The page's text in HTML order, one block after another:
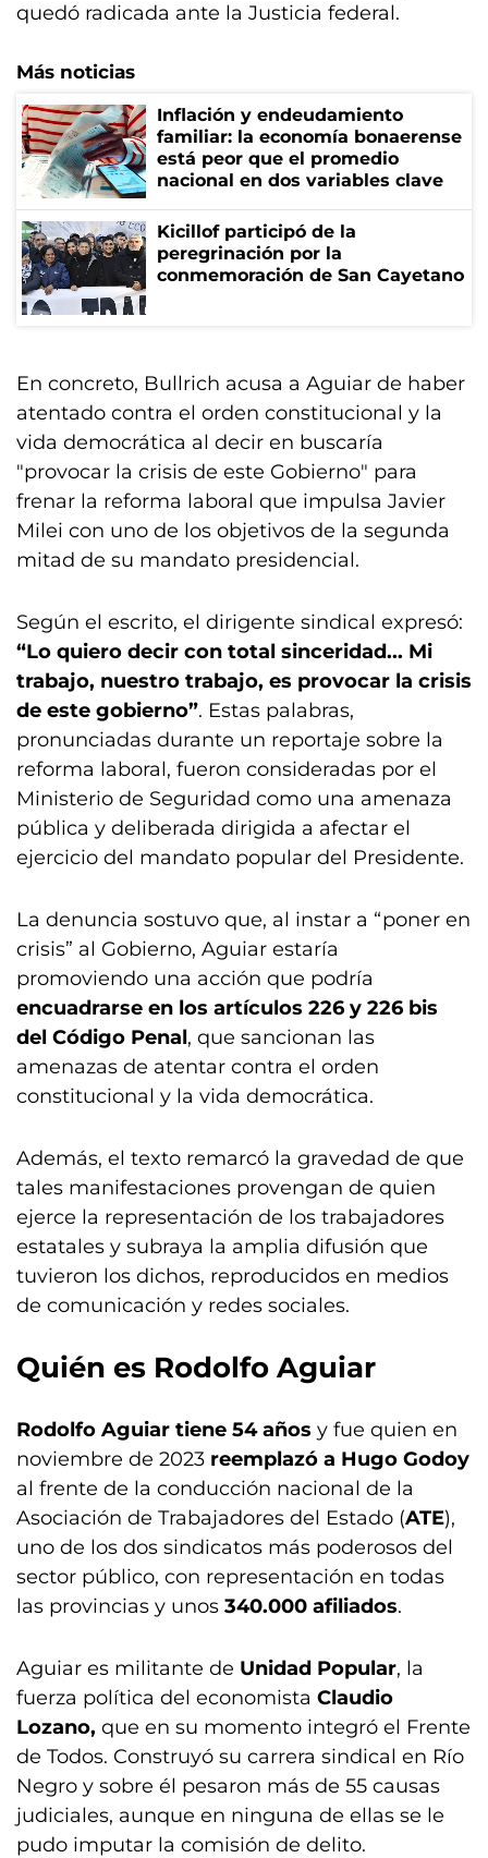
quedó radicada ante la Justicia federal.
Más noticias
Inflación y endeudamiento
familiar: la economía bonaerense
está peor que el promedio
nacional en dos variables clave
Kicillof participó de la
peregrinación por la
conmemoración de San Cayetano
En concreto, Bullrich acusa a Aguiar de haber
atentado contra el orden constitucional y la
vida democrática al decir en buscaría
"provocar la crisis de este Gobierno" para
frenar la reforma laboral que impulsa Javier
Milei con uno de los objetivos de la segunda
mitad de su mandato presidencial.
Según el escrito, el dirigente sindical expresó:
“Lo quiero decir con total sinceridad... Mi
trabajo, nuestro trabajo, es provocar la crisis
de este gobierno”. Estas palabras,
pronunciadas durante un reportaje sobre la
reforma laboral, fueron consideradas por el
Ministerio de Seguridad como una amenaza
pública y deliberada dirigida a afectar el
ejercicio del mandato popular del Presidente.
La denuncia sostuvo que, al instar a “poner en
crisis” al Gobierno, Aguiar estaría
promoviendo una acción que podría
encuadrarse en los artículos 226 y 226 bis
del Código Penal, que sancionan las
amenazas de atentar contra el orden
constitucional y la vida democrática.
Además, el texto remarcó la gravedad de que
tales manifestaciones provengan de quien
ejerce la representación de los trabajadores
estatales y subraya la amplia difusión que
tuvieron los dichos, reproducidos en medios
de comunicación y redes sociales.
Quién es Rodolfo Aguiar
Rodolfo Aguiar tiene 54 años y fue quien en
noviembre de 2023 reemplazó a Hugo Godoy
al frente de la conducción nacional de la
Asociación de Trabajadores del Estado (ATE),
uno de los dos sindicatos más poderosos del
sector público, con representación en todas
las provincias y unos 340.000 afiliados.
Aguiar es militante de Unidad Popular, la
fuerza política del economista Claudio
Lozano, que en su momento integró el Frente
de Todos. Construyó su carrera sindical en Río
Negro y sobre él pesaron más de 55 causas
judiciales, aunque en ninguna de ellas se le
pudo imputar la comisión de delito.